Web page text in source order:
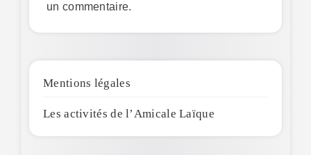
un commentaire.
Mentions légales
Les activités de l’Amicale Laïque